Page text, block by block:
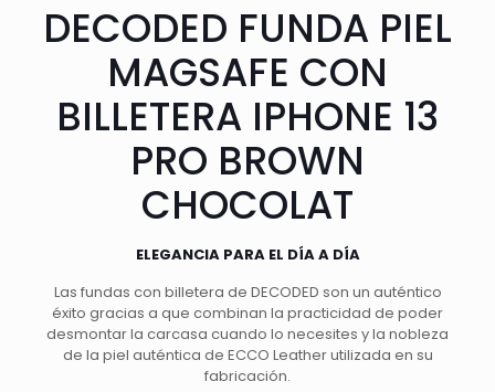
DECODED FUNDA PIEL
MAGSAFE CON
BILLETERA IPHONE 13
PRO BROWN
CHOCOLAT
ELEGANCIA PARA EL DÍA A DÍA
Las fundas con billetera de DECODED son un auténtico
éxito gracias a que combinan la practicidad de poder
desmontar la carcasa cuando lo necesites y la nobleza
de la piel auténtica de ECCO Leather utilizada en su
fabricación.